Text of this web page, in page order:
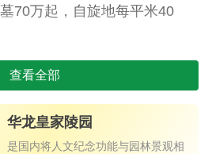
70万起，自旋地每平米40
，小字10
5千左右
家政策（购买需要死亡证
查看全部
华龙皇家陵园
是国内将人文纪念功能与园林景观相